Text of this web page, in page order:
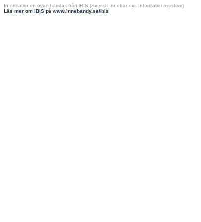
Informationen ovan hämtas från iBIS (Svensk Innebandys Informationssystem)
Läs mer om iBIS på www.innebandy.se/ibis